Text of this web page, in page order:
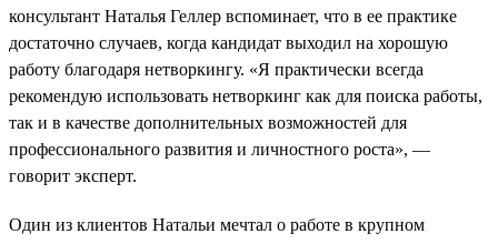
консультант Наталья Геллер вспоминает, что в ее практике
достаточно случаев, когда кандидат выходил на хорошую
работу благодаря нетворкингу. «Я практически всегда
рекомендую использовать нетворкинг как для поиска работы,
так и в качестве дополнительных возможностей для
профессионального развития и личностного роста», —
говорит эксперт.
Один из клиентов Натальи мечтал о работе в крупном